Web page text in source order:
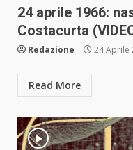
24 aprile 1966:
Costacurta
Redazione 24 Aprile
Read More